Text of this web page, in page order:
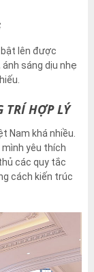
bật lên được
sáng dịu nhẹ
TRÍ HỢP LÝ
Nam khá nhiều.
yêu thích
các quy tắc
cách kiến trúc